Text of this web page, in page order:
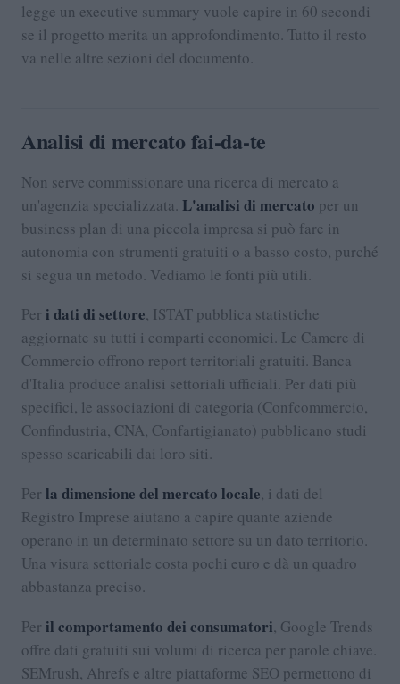
legge un executive summary vuole capire in 60 secondi
se il progetto merita un approfondimento. Tutto il resto
va nelle altre sezioni del documento.
Analisi di mercato fai-da-te
Non serve commissionare una ricerca di mercato a
un'agenzia specializzata. L'analisi di mercato per un
business plan di una piccola impresa si può fare in
autonomia con strumenti gratuiti o a basso costo, purché
si segua un metodo. Vediamo le fonti più utili.
Per i dati di settore, ISTAT pubblica statistiche
aggiornate su tutti i comparti economici. Le Camere di
Commercio offrono report territoriali gratuiti. Banca
d'Italia produce analisi settoriali ufficiali. Per dati più
specifici, le associazioni di categoria (Confcommercio,
Confindustria, CNA, Confartigianato) pubblicano studi
spesso scaricabili dai loro siti.
Per la dimensione del mercato locale, i dati del
Registro Imprese aiutano a capire quante aziende
operano in un determinato settore su un dato territorio.
Una visura settoriale costa pochi euro e dà un quadro
abbastanza preciso.
Per il comportamento dei consumatori , Google Trends
offre dati gratuiti sui volumi di ricerca per parole chiave.
SEMrush, Ahrefs e altre piattaforme SEO permettono di